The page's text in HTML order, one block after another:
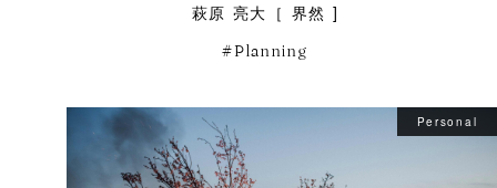
萩原 亮大［ 界然 ]
Planning
Personal